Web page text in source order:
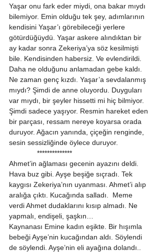
Yaşar onu fark eder miydi, ona bakar mıydı
bilemiyor. Emin olduğu tek şey, adımlarının
kendisini Yaşar’ı görebileceği yerlere
götürdüğüydü. Yaşar askere alındıktan bir
ay kadar sonra Zekeriya’ya söz kesilmişti
bile. Kendisinden habersiz. Ve evlendirildi.
Daha ne olduğunu anlamadan gebe kaldı.
Ne zaman genç kızdı. Yaşar’a sevdalanmış
mıydı? Şimdi de anne oluyordu. Duyguları
var mıydı, bir şeyler hissetti mi hiç bilmiyor.
Şimdi sadece yaşıyor. Resmin hareket eden
bir parçası, ressam nereye koyarsa orada
duruyor. Ağacın yanında, çiçeğin renginde,
sesin sessizliğinde öylece duruyor.
              **************
Ahmet’in ağlaması gecenin ayazını deldi.
Hava buz gibi. Ayşe beşiğe sıçradı. Tek
kaygısı Zekeriya’nın uyanması. Ahmet’i alıp
aralığa çıktı. Kucağında salladı.  Meme
verdi Ahmet dudaklarını kısıp almadı. Ne
yapmalı, endişeli, şaşkın…
Kaynanası Emine kadın eşikte. Bir hışımla
bebeği Ayşe’nin kucağından aldı. Söylendi
de söylendi. Ayşe’nin eli ayağına dolandı..